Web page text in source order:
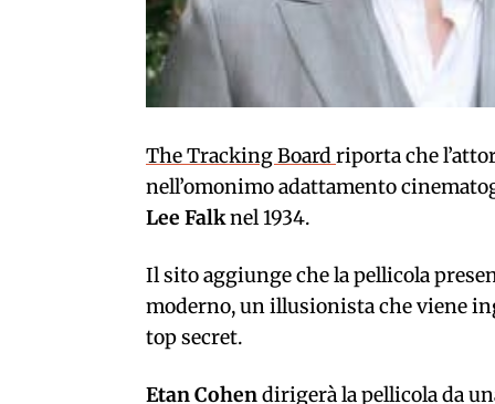
The Tracking Boardriporta che
nell’omonimo adattamento
Lee Falknel 1934.
Il sito aggiunge che la pellicola
moderno, un illusionista che viene
top secret.
Etan Cohendirigerà la pellicola da